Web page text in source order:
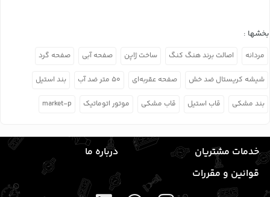
بخشها :
مردانه اصالت برند هنگ کنگ ساخت ژاپن صفحه آبی صفحه گرد
شیشه کریستال ضد خش صفحه عقربه‌ای ۵۰ متر ضد آب بند استیل
بند مشکی قاب استیل قاب مشکی موتور اتوماتیک market-p
خدمات مشتریان
درباره ما
قوانین و مقررات